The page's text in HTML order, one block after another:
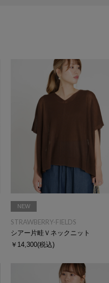
NEW
STRAWBERRY-FIELDS
シアー片畦Ｖネックニット
￥14,300(税込)